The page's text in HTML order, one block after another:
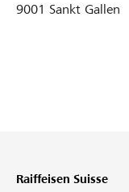
9001 Sankt Gallen
Raiffeisen Suisse